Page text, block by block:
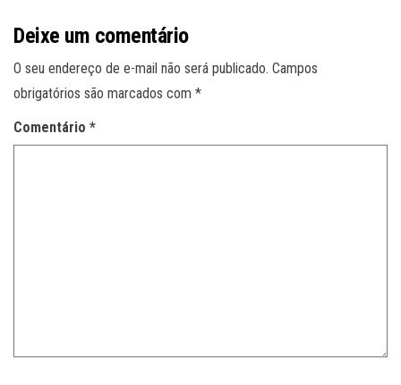
Deixe um comentário
O seu endereço de e-mail não será publicado. Campos
obrigatórios são marcados com *
Comentário *